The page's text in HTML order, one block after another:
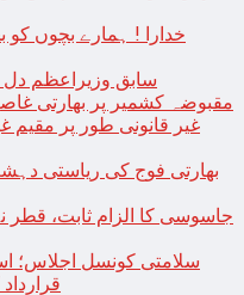
خدارا ! ہمارے بچوں کو
سابق وزیراعظم دل
مقبوضہ کشمیر پر بھارتی غاصبانہ
سلامتی کونسل اجلاس؛